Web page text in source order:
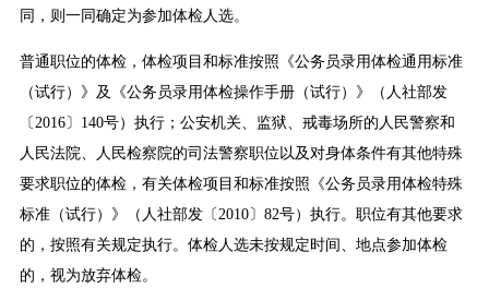
同，则一同确定为参加体检人选。
普通职位的体检，体检项目和标准按照《公务员录用体检通用标准
（试行）》及《公务员录用体检操作手册（试行）》（人社部发
〔2016〕140号）执行；公安机关、监狱、戒毒场所的人民警察和
人民法院、人民检察院的司法警察职位以及对身体条件有其他特殊
要求职位的体检，有关体检项目和标准按照《公务员录用体检特殊
标准（试行）》（人社部发〔2010〕82号）执行。职位有其他要求
的，按照有关规定执行。体检人选未按规定时间、地点参加体检
的，视为放弃体检。